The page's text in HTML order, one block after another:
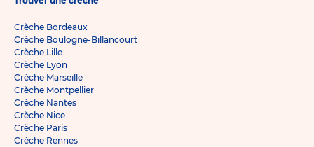
Crèche Bordeaux
Crèche Boulogne-Billancourt
Crèche Lille
Crèche Lyon
Crèche Marseille
Crèche Montpellier
Crèche Nantes
Crèche Nice
Crèche Paris
Crèche Rennes